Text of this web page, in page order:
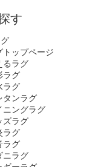
す
トップページ
るラグ
ラグ
ラグ
タンラグ
ニングラグ
ズラグ
ラグ
ラグ
ニラグ